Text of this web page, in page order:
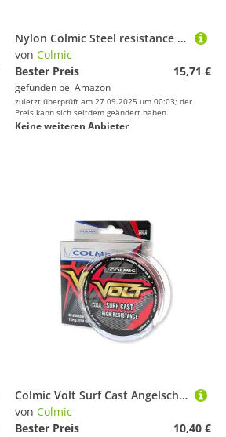
Nylon Colmic Steel resistance 150m - 150m, 0.12, 2.3kg
von Colmic
Bester Preis
15,71 €
gefunden bei Amazon
zuletzt überprüft am 27.09.2025 um 00:03; der
Preis kann sich seitdem geändert haben.
Keine weiteren Anbieter
Colmic Volt Surf Cast Angelschnur aus Nylon, hergestellt in Japan, hohe Abriebfestigkeit, Anti-Twist, Fluorinharzbeschichtung – Spule 150 m/300 m/1000 m/2000 m (150 m – Durchmesser: 0,148 cm)
von Colmic
Bester Preis
10,40 €